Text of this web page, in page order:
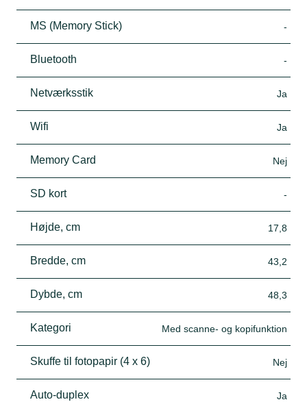
MS (Memory Stick) -
Bluetooth -
Netværksstik Ja
Wifi Ja
Memory Card Nej
SD kort -
Højde, cm 17,8
Bredde, cm 43,2
Dybde, cm 48,3
Kategori Med scanne- og kopifunktion
Skuffe til fotopapir (4 x 6) Nej
Auto-duplex Ja